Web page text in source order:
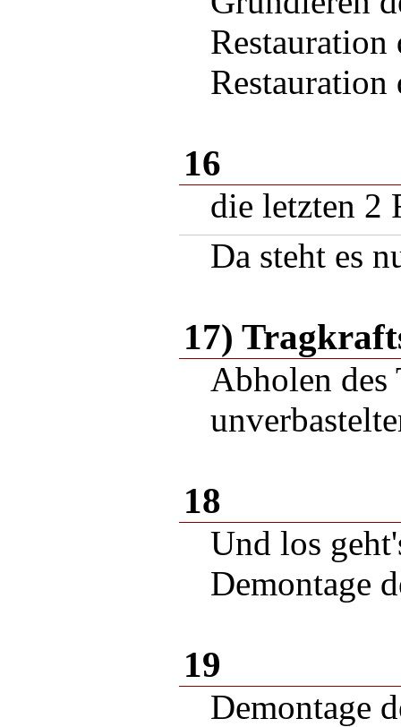
Restauration
Restauration
16
die letzten 2
Da steht es
17)
Abholen
18
Und los
Demontage
19
Demontage